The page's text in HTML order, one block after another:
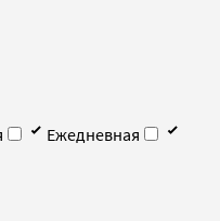
Ежедневная